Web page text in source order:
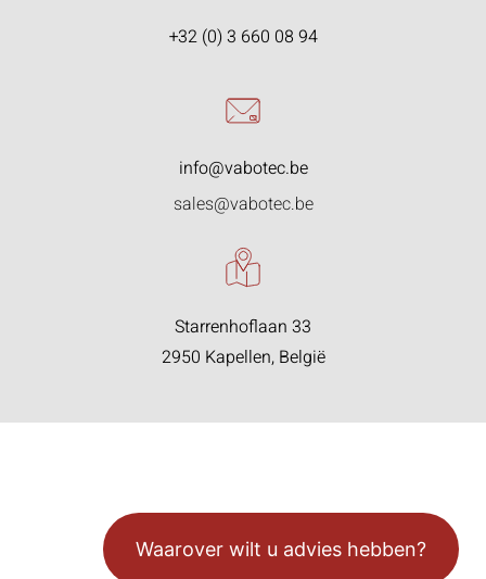
Waarover wilt u advies hebben?
+32 (0) 3 660 08 94
info@vabotec.be
sales@vabotec.be
Starrenhoflaan 33
2950 Kapellen, België